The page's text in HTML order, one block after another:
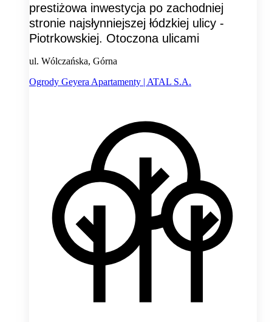
prestiżowa inwestycja po zachodniej
stronie najsłynniejszej łódzkiej ulicy -
Piotrkowskiej. Otoczona ulicami
ul. Wólczańska, Górna
Ogrody Geyera Apartamenty | ATAL S.A.